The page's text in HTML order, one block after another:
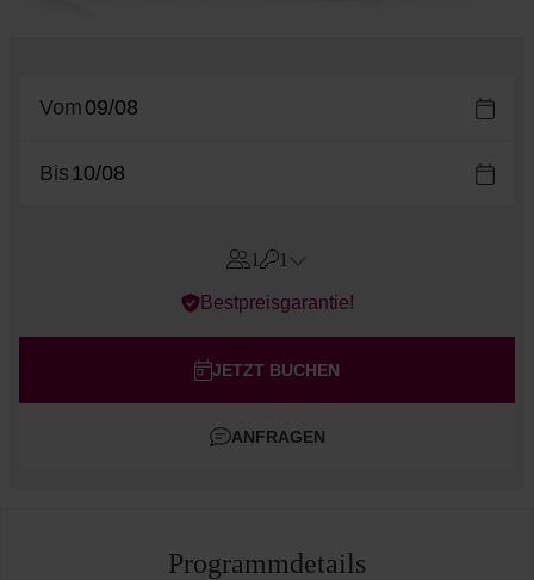
Vom
Bis
1 1
Errors?
Kinder
Bestpreisgarantie!
JETZT BUCHEN
ANFRAGEN
Programmdetails